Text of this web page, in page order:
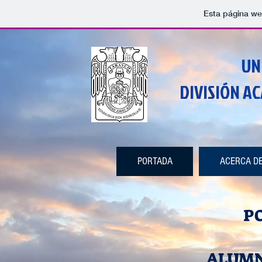
Esta página
DIVISIÓN
PORTADA ACERCA